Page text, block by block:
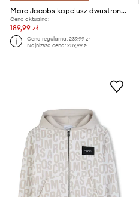
Marc Jacobs kapelusz dwustronny bawełniany dziecięcy
Cena aktualna:
189,99 zł
Cena regularna:239,99 zł
Najniższa cena:239,99 zł